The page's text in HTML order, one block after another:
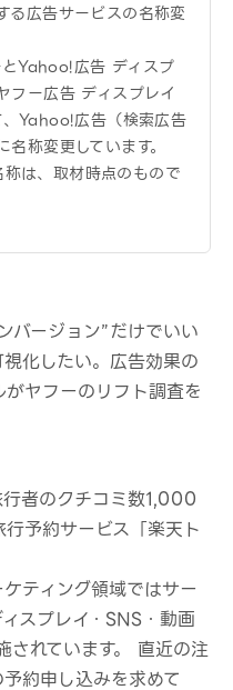
る広告サービスの名称変
Yahoo!広告 ディスプ
フー広告 ディスプレイ
Yahoo!広告（検索広告
称変更しています。
は、取材時点のもので
バージョン”だけでいい
化したい。広告効果の
ヤフーのリフト調査を
者のクチコミ数1,000
予約サービス「楽天ト
ティング領域ではサー
スプレイ・SNS・動画
れています。 直近の注
約申し込みを求めて